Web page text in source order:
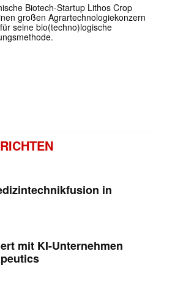
Biotech-Startup Lithos Crop
großen Agrartechnologiekonzern
seine bio(techno)logische
in
mit KI-Unternehmen